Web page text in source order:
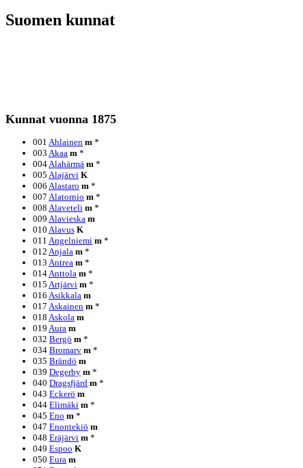
Suomen kunnat
Kunnat vuonna 1875
001 Ahlainen m *
003 Akaa m *
004Alahärmä m *
005 Alajärvi K
006 Alastaro m *
007 Alatornio m *
008 Alaveteli m *
009 Alavieska m
010 Alavus K
011 Angelniemi m *
012 Anjala m *
013 Antrea m *
014Anttola m *
015 Artjärvi m *
016 Asikkala m
017 Askainen m *
018 Askola m
019 Aura m
032 Bergö m *
034 Bromarv m *
035 Brändö m
039 Degerby m *
040 Dragsfjärd m *
043 Eckerö m
044 Elimäki m *
045 Eno m *
047 Enontekiö m
048 Eräjärvi m *
049 Espoo K
050 Eura m